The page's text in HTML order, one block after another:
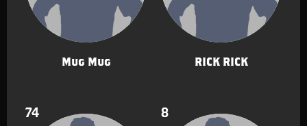
Mug Mug RICK RICK
74 8